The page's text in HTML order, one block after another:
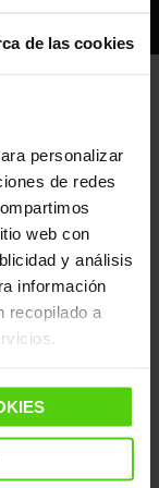
de las cookies
personalizar
de redes
web con
y análisis
información
recopilado a
, como las
lista para
totalmente
el
los textiles